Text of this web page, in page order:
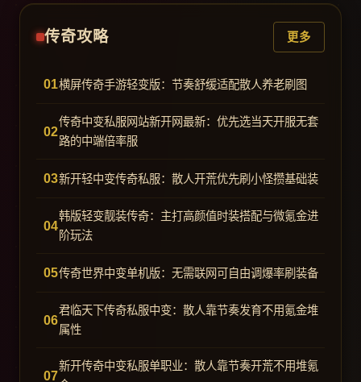
传奇攻略 更多
横屏传奇手游轻变版：节奏舒缓适配散人养老刷图
传奇中变私服网站新开网最新：优先选当天开服无套
路的中端倍率服
新开轻中变传奇私服：散人开荒优先刷小怪攒基础装
韩版轻变靓装传奇：主打高颜值时装搭配与微氪金进
阶玩法
传奇世界中变单机版：无需联网可自由调爆率刷装备
君临天下传奇私服中变：散人靠节奏发育不用氪金堆
属性
新开传奇中变私服单职业：散人靠节奏开荒不用堆氪